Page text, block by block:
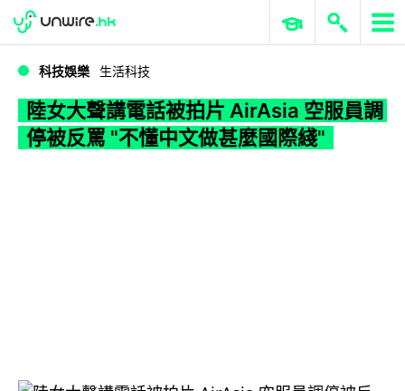
WWDC 2026 ERP 與商業 AI
科技娛樂 生活科技
陸女大聲講電話被拍片 AirAsia 空服員調
停被反罵 "不懂中文做甚麼國際綫"